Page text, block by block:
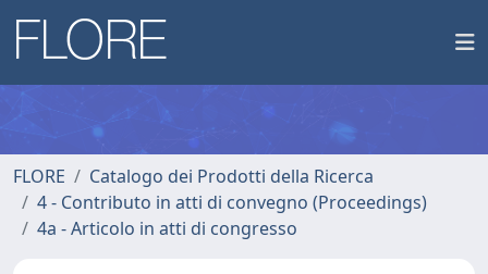
FLORE
Catalogo dei Prodotti della Ricerca
4 - Contributo in atti di convegno (Proceedings)
4a - Articolo in atti di congresso